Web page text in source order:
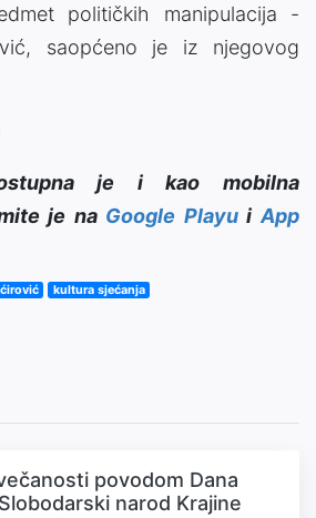
političkih manipulacija -
saopćeno je iz njegovog
je i kao mobilna
je na Google PlayuiApp
kultura sjećanja
povodom Dana
narod Krajine